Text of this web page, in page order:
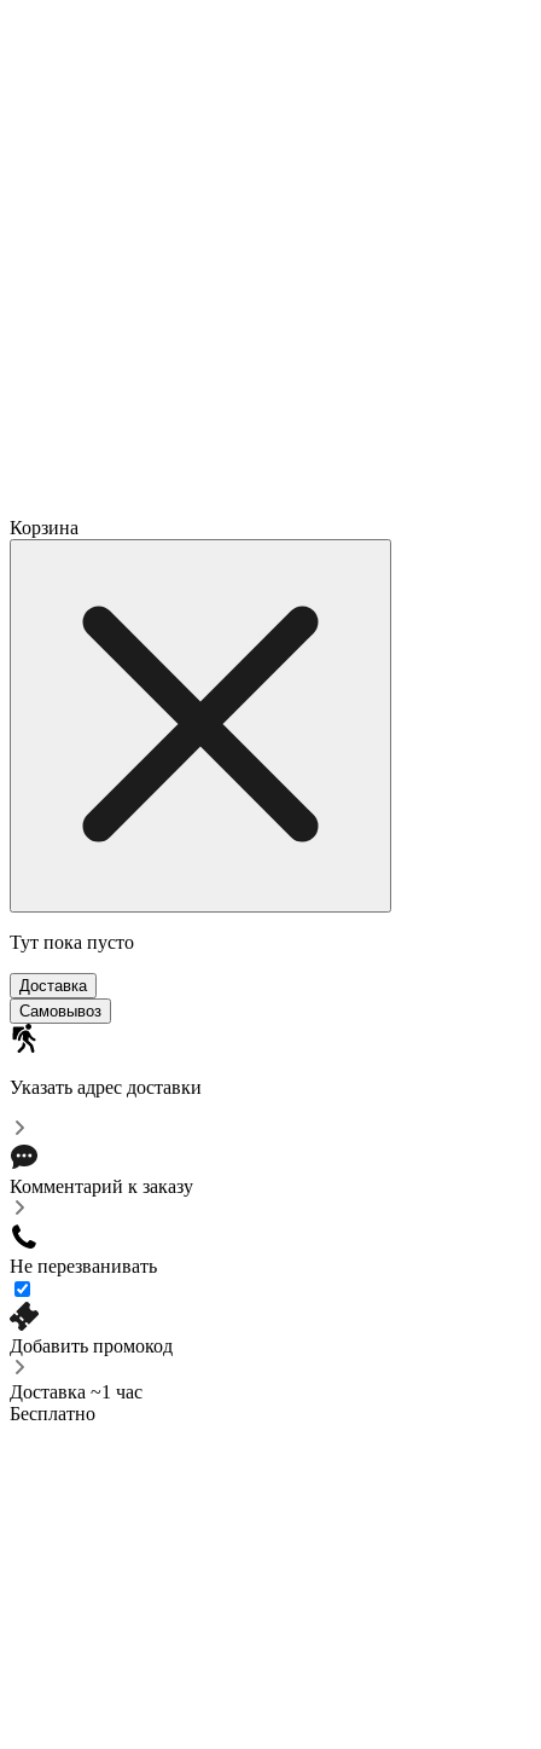
Корзина
Тут пока пусто
Доставка
Самовывоз
Указать адрес доставки
Комментарий к заказу
Не перезванивать
Добавить промокод
Доставка ~1 час
Бесплатно